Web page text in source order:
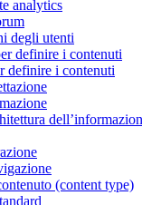
analytics
degli utenti
definire i contenuti
definire i contenuti
(content type)